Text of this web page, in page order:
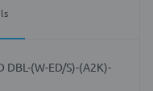
DBL-(W-ED/S)-(A2K)-